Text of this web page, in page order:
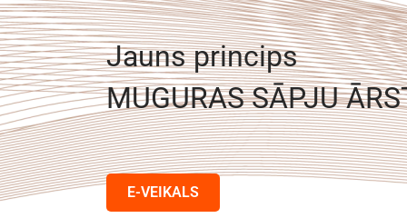
Jauns princips
MUGURAS SĀPJU
E-VEIKALS